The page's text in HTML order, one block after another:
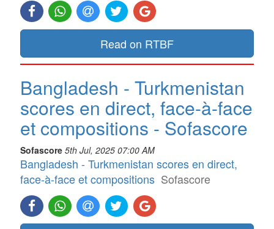
Read on RTBF
Bangladesh - Turkmenistan
scores en direct, face-à-face
et compositions - Sofascore
Sofascore 5th Jul, 2025 07:00 AM
Bangladesh - Turkmenistan scores en direct,
face-à-face et compositions Sofascore